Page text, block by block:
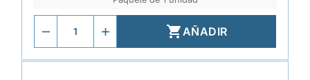
AÑADIR